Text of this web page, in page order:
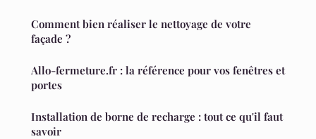
Comment bien réaliser le nettoyage de votre
façade ?
Allo-fermeture.fr : la référence pour vos fenêtres et
portes
Installation de borne de recharge : tout ce qu'il faut
savoir